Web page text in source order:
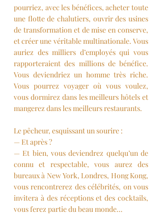
pourriez, avec les bénéfices, acheter toute
une flotte de chalutiers, ouvrir des usines
de transformation et de mise en conserve,
et créer une véritable multinationale. Vous
auriez des milliers d’employés qui vous
rapporteraient des millions de bénéfice.
Vous deviendriez un homme très riche.
Vous pourrez voyager où vous voulez,
vous dormirez dans les meilleurs hôtels et
mangerez dans les meilleurs restaurants.
Le pêcheur, esquissant un sourire :
— Et après ?
— Et bien, vous deviendrez quelqu’un de
connu et respectable, vous aurez des
bureaux à New York, Londres, Hong Kong,
vous rencontrerez des célébrités, on vous
invitera à des réceptions et des cocktails,
vous ferez partie du beau monde…